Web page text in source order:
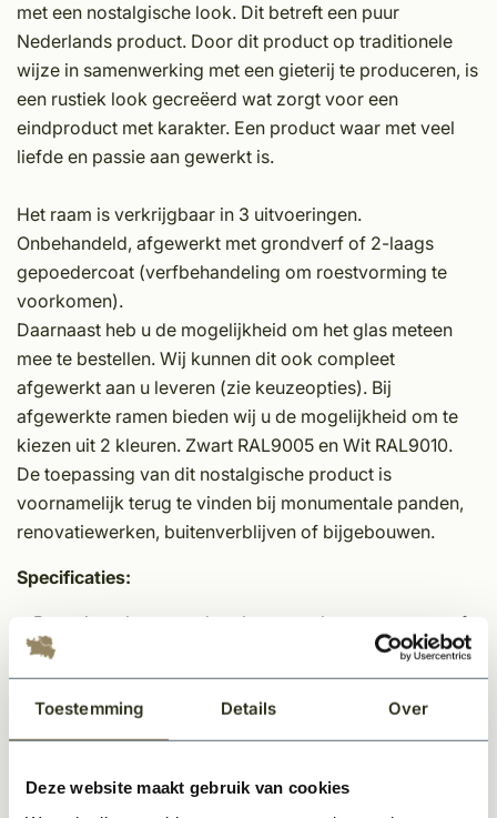
Toestemming Details Over
Deze website maakt gebruik van cookies
met een nostalgische look. Dit betreft een puur
Nederlands product. Door dit product op traditionele
wijze in samenwerking met een gieterij te produceren, is
een rustiek look gecreëerd wat zorgt voor een
eindproduct met karakter. Een product waar met veel
liefde en passie aan gewerkt is.
Het raam is verkrijgbaar in 3 uitvoeringen.
Onbehandeld, afgewerkt met grondverf of 2-laags
gepoedercoat (verfbehandeling om roestvorming te
voorkomen).
Daarnaast heb u de mogelijkheid om het glas meteen
mee te bestellen. Wij kunnen dit ook compleet
afgewerkt aan u leveren (zie keuzeopties). Bij
afgewerkte ramen bieden wij u de mogelijkheid om te
kiezen uit 2 kleuren. Zwart RAL9005 en Wit RAL9010.
De toepassing van dit nostalgische product is
voornamelijk terug te vinden bij monumentale panden,
renovatiewerken, buitenverblijven of bijgebouwen.
Specificaties:
Raam leverbaar zonder glas, met glas set op maat of
inclusief gemonteerd glas
Plaatsing tussen de dagkanten
Plaatsing in steen - ook voorziening van montagepunt
voor in hout
Gemaakt van echt gietijzer